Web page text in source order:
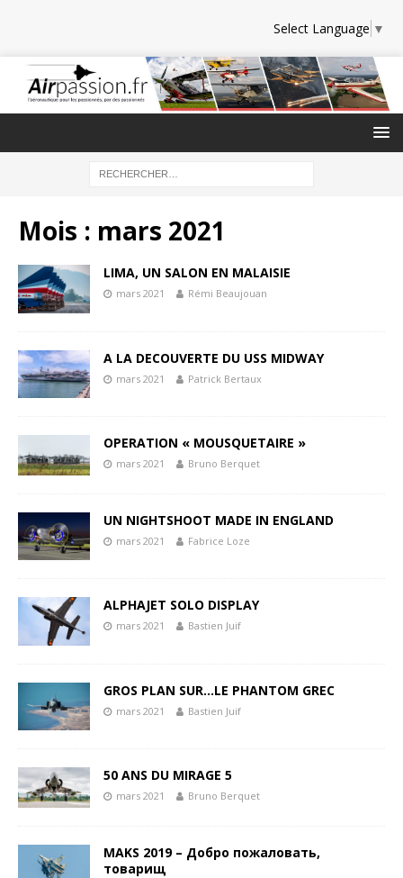
Select Language ▼
Mois : mars 2021
LIMA, UN SALON EN MALAISIE
mars 2021 Rémi Beaujouan
A LA DECOUVERTE DU USS MIDWAY
mars 2021 Patrick Bertaux
OPERATION « MOUSQUETAIRE »
mars 2021 Bruno Berquet
UN NIGHTSHOOT MADE IN ENGLAND
mars 2021 Fabrice Loze
ALPHAJET SOLO DISPLAY
mars 2021 Bastien Juif
GROS PLAN SUR…LE PHANTOM GREC
mars 2021 Bastien Juif
50 ANS DU MIRAGE 5
mars 2021 Bruno Berquet
MAKS 2019 – Добро пожаловать,
товарищ